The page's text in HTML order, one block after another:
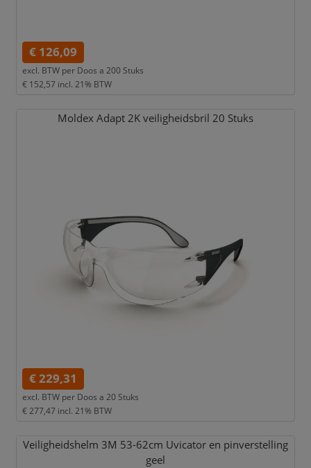
€ 126,09
excl. BTW per Doos a 200 Stuks
€ 152,57 incl. 21% BTW
Moldex Adapt 2K veiligheidsbril 20 Stuks
€ 229,31
excl. BTW per Doos a 20 Stuks
€ 277,47 incl. 21% BTW
Veiligheidshelm 3M 53-62cm Uvicator en pinverstelling
geel